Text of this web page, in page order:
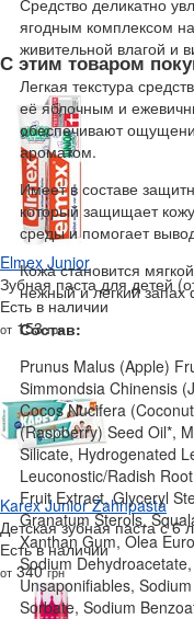
Средство деликатно
ягодным комплексом
живительной влагой и
Легкая текстура
её яблочным и
обеспечивают
ароматом.
Имеет в составе
который защищает
среды и помогает
Кожа становится
нежный и легкий запах
Состав:
Prunus Malus (Apple)
Simmondsia Chinensis
Cocos Nucifera
(Raspberry) Seed Oil*,
Silicate, Hydrogenated
Leuconostic/Radish
Fruit Extract, Glyceryl
Granatum Sterols,
Xanthan Gum, Olea
Sodium
Unsaponifiables,
Sorbate, Sodium
С этим товаром
Elmex Junior
Зубная паста для детей
Есть в наличии
от 153грн
Karex Junior Zahnpasta
Детская зубная паста с 6
Есть в наличии
от 340грн